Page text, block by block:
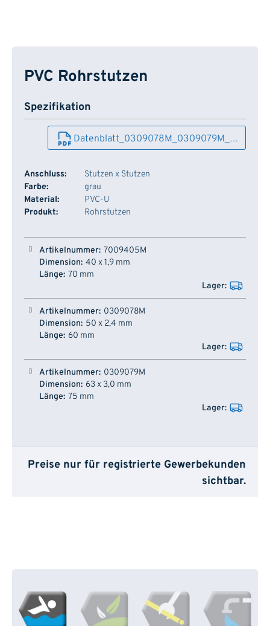
PVC Rohrstutzen
Spezifikation
Datenblatt_0309078M_0309079M_…
Anschluss:
Stutzen x Stutzen
Farbe:
grau
Material:
PVC-U
Produkt:
Rohrstutzen
Artikelnummer Dimension
7009405M
40 x 1,9 mm
70 mm
0309078M
50 x 2,4 mm
60 mm
0309079M
63 x 3,0 mm
75 mm
Preise nur für registrierte Gewerbekunden
sichtbar.